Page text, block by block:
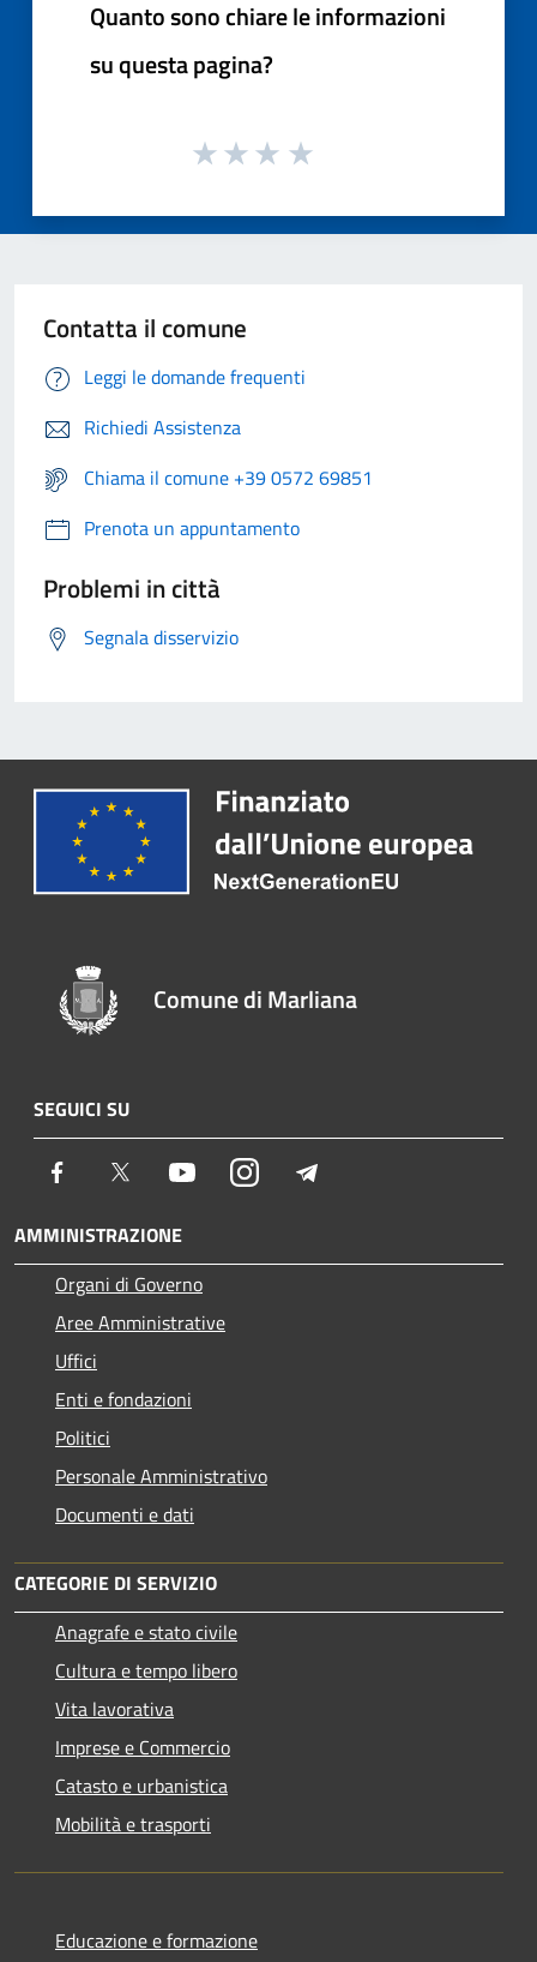
Quanto sono chiare le informazioni
su questa pagina?
Contatta il comune
Leggi le domande frequenti
Richiedi Assistenza
Chiama il comune +39 0572 69851
Prenota un appuntamento
Problemi in città
Segnala disservizio
Comune di Marliana
SEGUICI SU
Facebook Twitter YoutubeInstagram
AMMINISTRAZIONE
Organi di Governo
Aree Amministrative
Uffici
Enti e fondazioni
Politici
Personale Amministrativo
Documenti e dati
CATEGORIE DI SERVIZIO
Anagrafe e stato civile
Cultura e tempo libero
Vita lavorativa
Imprese e Commercio
Catasto e urbanistica
Mobilità e trasporti
Educazione e formazione